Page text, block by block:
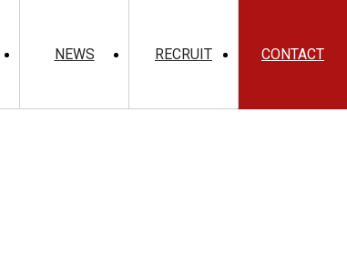
NEWS RECRUIT CONTACT